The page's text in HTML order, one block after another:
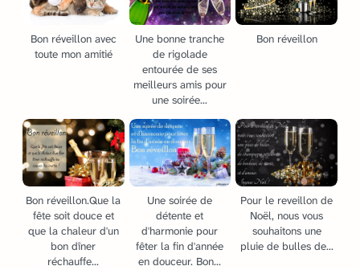
Bon réveillon avec
toute mon amitié
Une bonne tranche
de rigolade
entourée de ses
meilleurs amis pour
une soirée...
Bon réveillon
Bon réveillon.Que la
fête soit douce et
que la chaleur d'un
bon dîner
réchauffe...
Une soirée de
détente et
d'harmonie pour
fêter la fin d'année
en douceur. Bon...
Pour le reveillon de
Noël, nous vous
souhaitons une
pluie de bulles de...